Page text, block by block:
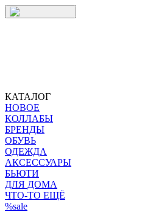
КАТАЛОГ
НОВОЕ
КОЛЛАБЫ
БРЕНДЫ
ОБУВЬ
ОДЕЖДА
АКСЕССУАРЫ
БЬЮТИ
ДЛЯ ДОМА
ЧТО-ТО ЕЩЁ
%sale